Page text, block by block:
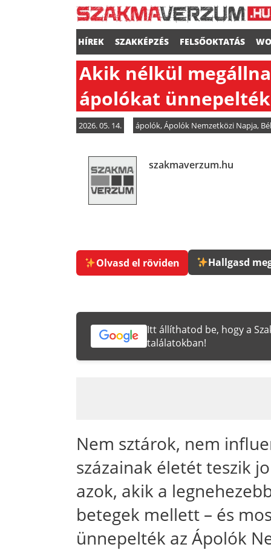
HÍREK SZAKKÉPZÉS FELSŐOKTATÁS
Akik nélkül megállna
ápolókat ünnepelték
2026. 05. 14. ápolók,Ápolók Nemzetközi Napja,
szakmaverzum.hu
Olvasd el röviden Hallgasd
Itt állíthatod be, hogy a
találatokban!
Nem sztárok, nem
százainak életét teszik
azok, akik a
betegek mellett – és
ünnepelték az Ápolók